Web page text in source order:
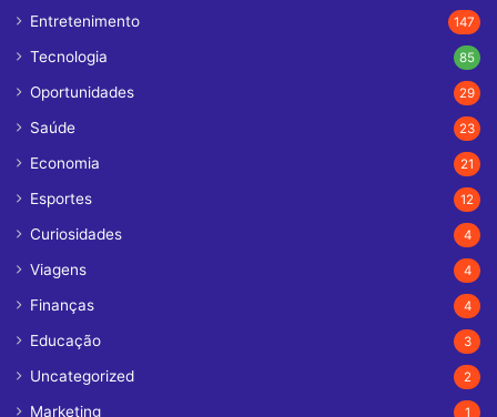
Entretenimento 147
Tecnologia 85
Oportunidades 29
Saúde 23
Economia 21
Esportes 12
Curiosidades 4
Viagens 4
Finanças 4
Educação 3
Uncategorized 2
Marketing 1